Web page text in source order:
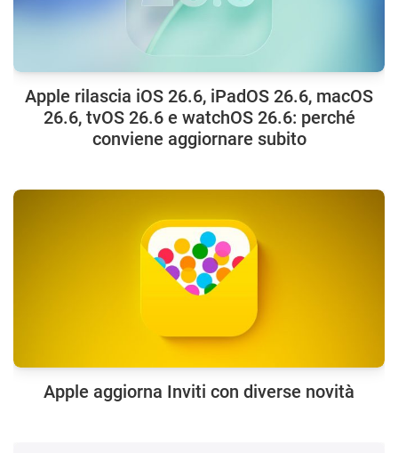
Apple rilascia iOS 26.6, iPadOS 26.6, macOS
26.6, tvOS 26.6 e watchOS 26.6: perché
conviene aggiornare subito
Apple aggiorna Inviti con diverse novità